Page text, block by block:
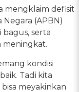
mengklaim defisit
(APBN)
serta
meningkat.
kondisi
Tadi kita
meyakinkan